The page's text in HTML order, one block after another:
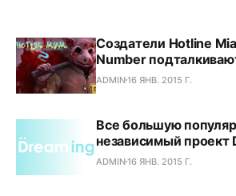
Создатели Hotline
Number
ADMIN16 ЯНВ. 2015 Г.
Все большую
независимый проект
ADMIN16 ЯНВ. 2015 Г.